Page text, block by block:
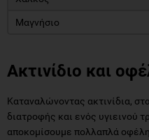
Μαγνήσιο
Ακτινίδιο και ο
Καταναλώνοντας ακτινίδια,
διατροφής και ενός υγιεινού
αποκομίσουμε πολλαπλά